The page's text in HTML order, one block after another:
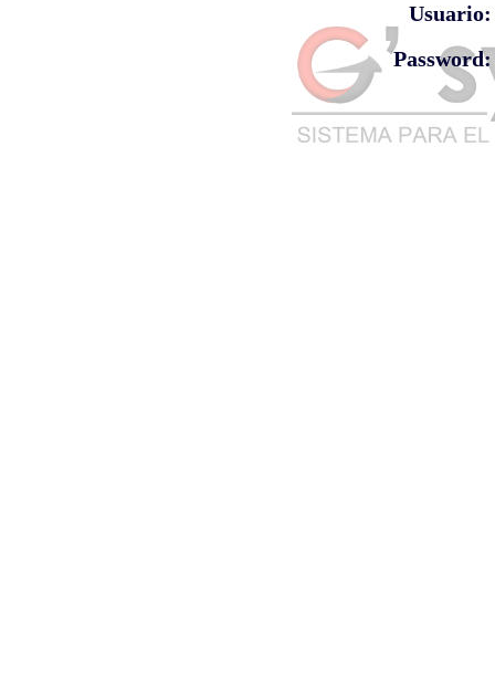
Usuario:
Password: